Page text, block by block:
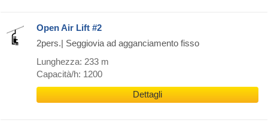
Open Air Lift #2
2pers.| Seggiovia ad agganciamento fisso
Lunghezza: 233 m
Capacità/h: 1200
Dettagli